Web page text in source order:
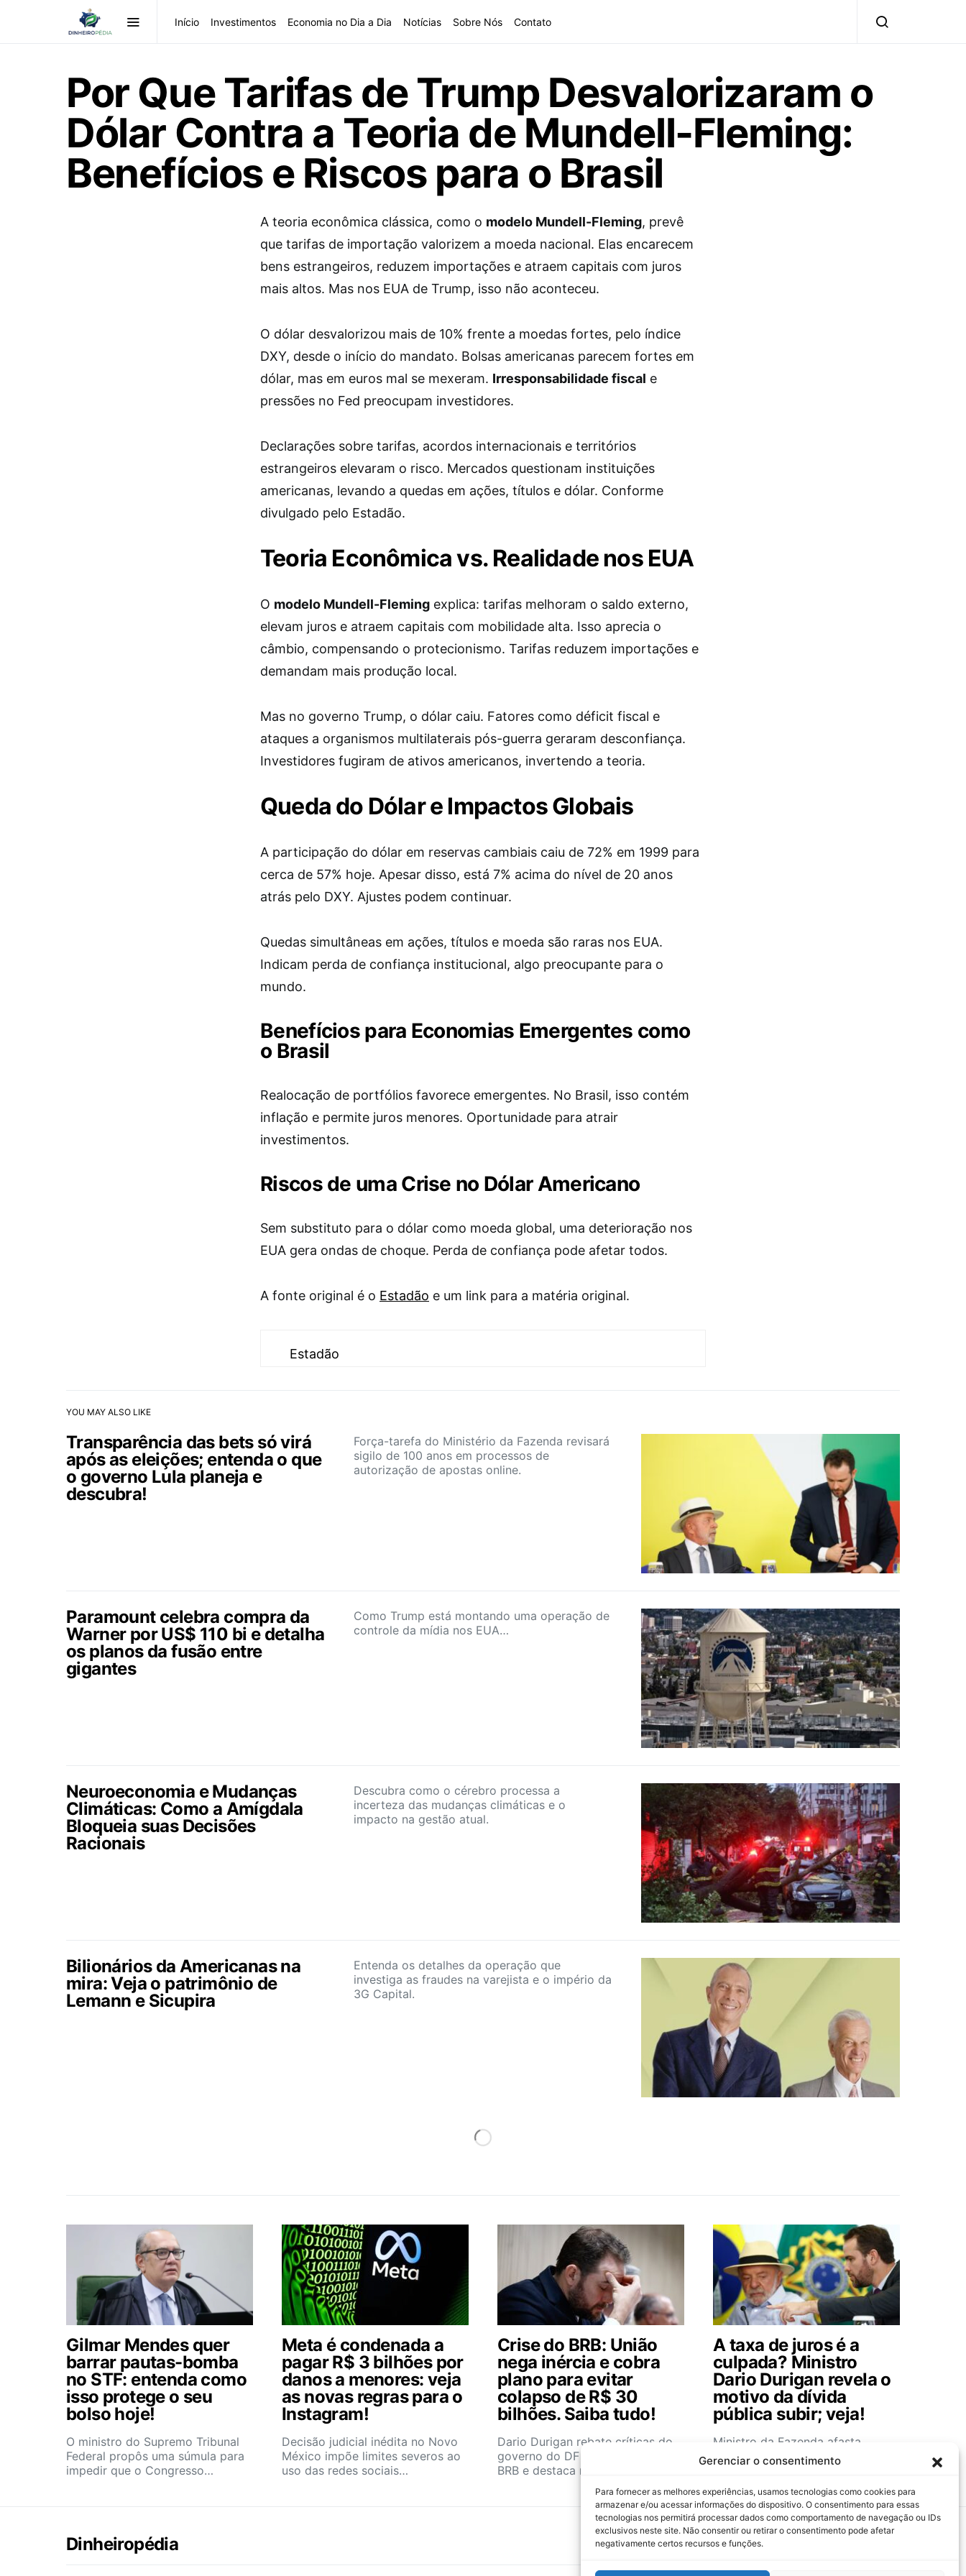
Gerenciar o consentimento
Para fornecer as melhores experiências, usamos tecnologias como cookies para
armazenar e/ou acessar informações do dispositivo. O consentimento para essas
tecnologias nos permitirá processar dados como comportamento de navegação ou IDs
exclusivos neste site. Não consentir ou retirar o consentimento pode afetar
negativamente certos recursos e funções.
Início Investimentos Economia no Dia a Dia Notícias Sobre Nós Contato
Por Que Tarifas de Trump Desvalorizaram o
Dólar Contra a Teoria de Mundell-Fleming:
Benefícios e Riscos para o Brasil
A teoria econômica clássica, como o modelo Mundell-Fleming, prevê
que tarifas de importação valorizem a moeda nacional. Elas encarecem
bens estrangeiros, reduzem importações e atraem capitais com juros
mais altos. Mas nos EUA de Trump, isso não aconteceu.
O dólar desvalorizou mais de 10% frente a moedas fortes, pelo índice
DXY, desde o início do mandato. Bolsas americanas parecem fortes em
dólar, mas em euros mal se mexeram. Irresponsabilidade fiscal e
pressões no Fed preocupam investidores.
Declarações sobre tarifas, acordos internacionais e territórios
estrangeiros elevaram o risco. Mercados questionam instituições
americanas, levando a quedas em ações, títulos e dólar. Conforme
divulgado pelo Estadão.
Teoria Econômica vs. Realidade nos EUA
O modelo Mundell-Fleming explica: tarifas melhoram o saldo externo,
elevam juros e atraem capitais com mobilidade alta. Isso aprecia o
câmbio, compensando o protecionismo. Tarifas reduzem importações e
demandam mais produção local.
Mas no governo Trump, o dólar caiu. Fatores como déficit fiscal e
ataques a organismos multilaterais pós-guerra geraram desconfiança.
Investidores fugiram de ativos americanos, invertendo a teoria.
Queda do Dólar e Impactos Globais
A participação do dólar em reservas cambiais caiu de 72% em 1999 para
cerca de 57% hoje. Apesar disso, está 7% acima do nível de 20 anos
atrás pelo DXY. Ajustes podem continuar.
Quedas simultâneas em ações, títulos e moeda são raras nos EUA.
Indicam perda de confiança institucional, algo preocupante para o
mundo.
Benefícios para Economias Emergentes como
o Brasil
Realocação de portfólios favorece emergentes. No Brasil, isso contém
inflação e permite juros menores. Oportunidade para atrair
investimentos.
Riscos de uma Crise no Dólar Americano
Sem substituto para o dólar como moeda global, uma deterioração nos
EUA gera ondas de choque. Perda de confiança pode afetar todos.
A fonte original é o Estadão e um link para a matéria original.
Estadão
YOU MAY ALSO LIKE
Transparência das bets só virá
após as eleições; entenda o que
o governo Lula planeja e
descubra!
Força-tarefa do Ministério da Fazenda revisará
sigilo de 100 anos em processos de
autorização de apostas online.
Paramount celebra compra da
Warner por US$ 110 bi e detalha
os planos da fusão entre
gigantes
Como Trump está montando uma operação de
controle da mídia nos EUA…
Neuroeconomia e Mudanças
Climáticas: Como a Amígdala
Bloqueia suas Decisões
Racionais
Descubra como o cérebro processa a
incerteza das mudanças climáticas e o
impacto na gestão atual.
Bilionários da Americanas na
mira: Veja o patrimônio de
Lemann e Sicupira
Entenda os detalhes da operação que
investiga as fraudes na varejista e o império da
3G Capital.
Gilmar Mendes quer
barrar pautas-bomba
no STF: entenda como
isso protege o seu
bolso hoje!
O ministro do Supremo Tribunal
Federal propôs uma súmula para
impedir que o Congresso…
Meta é condenada a
pagar R$ 3 bilhões por
danos a menores: veja
as novas regras para o
Instagram!
Decisão judicial inédita no Novo
México impõe limites severos ao
uso das redes sociais…
Crise do BRB: União
nega inércia e cobra
plano para evitar
colapso de R$ 30
bilhões. Saiba tudo!
Dario Durigan rebate críticas do
governo do DF sobre a crise do
BRB e destaca riscos…
A taxa de juros é a
culpada? Ministro
Dario Durigan revela o
motivo da dívida
pública subir; veja!
Ministro da Fazenda afasta
rumores sobre controle de
Dinheiropédia